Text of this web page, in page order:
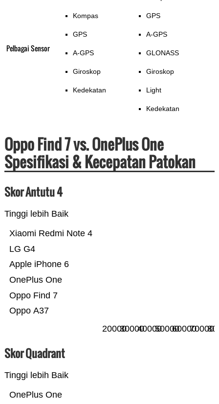
Pelbagai Sensor
Kompas
GPS
A-GPS
Giroskop
Kedekatan
GPS
A-GPS
GLONASS
Giroskop
Light
Kedekatan
Oppo Find 7 vs. OnePlus One
Spesifikasi & Kecepatan Patokan
Skor Antutu 4
Tinggi lebih Baik
Oppo A37
Oppo Find 7
OnePlus One
Apple iPhone 6
LG G4
Xiaomi Redmi Note 4
200003000040000500006000070000
Skor Quadrant
Tinggi lebih Baik
OnePlus One